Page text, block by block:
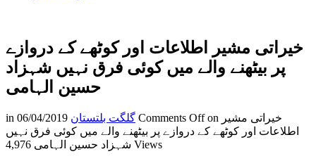
خیراتی مشیر اطلاعات اور کوٹھے کے دروازے
پر بیٹھنے والے میں کوئی فرق نہیں شہزاد
حسین الہامی
in گلگت بلتستان 06/04/2019 Comments Offon خیراتی مشیر
اطلاعات اور کوٹھے کے دروازے پر بیٹھنے والے میں کوئی فرق نہیں
شہزاد حسین الہامی 4,976 Views